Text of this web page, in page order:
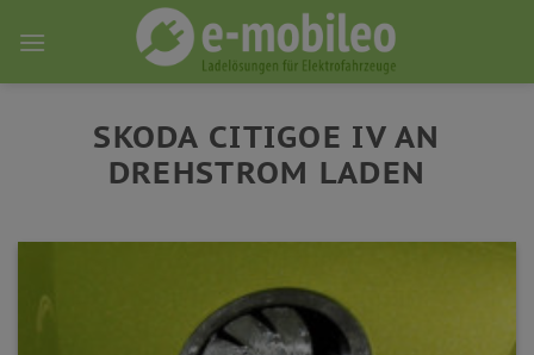
SKODA CITIGOE IV AN
DREHSTROM LADEN